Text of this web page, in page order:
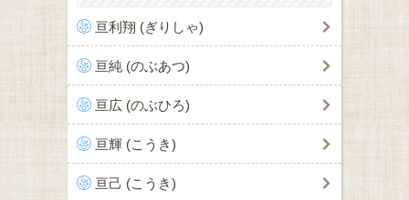
亘利翔 (ぎりしゃ)
亘純 (のぶあつ)
亘広 (のぶひろ)
亘輝 (こうき)
亘己 (こうき)